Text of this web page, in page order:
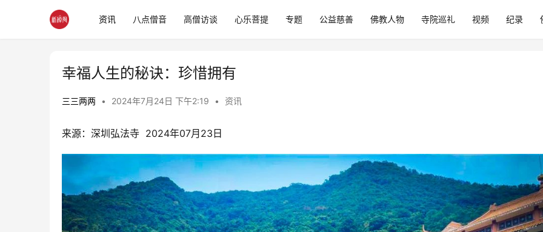
资讯 八点僧音 高僧访谈 心乐菩提 专题 公益慈善 佛教人物 寺院巡礼 视频 纪录
幸福人生的秘诀：珍惜拥有
三三两两 • 2024年7月24日 下午2:19 • 资讯
来源：深圳弘法寺  2024年07月23日